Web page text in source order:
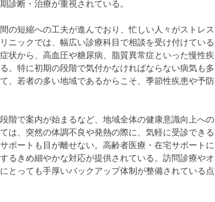
診断・治療が重視されている。
の短縮への工夫が進んでおり、忙しい人々がストレス
ニックでは、幅広い診療科目で相談を受け付けている
状から、高血圧や糖尿病、脂質異常症といった慢性疾
。特に初期の段階で気付かなければならない病気も多
、若者の多い地域であるからこそ、季節性疾患や予防
階で案内が始まるなど、地域全体の健康意識向上への
は、突然の体調不良や発熱の際に、気軽に受診できる
ポートも目が離せない。高齢者医療・在宅サポートに
るきめ細やかな対応が提供されている。訪問診療やオ
とっても手厚いバックアップ体制が整備されている点